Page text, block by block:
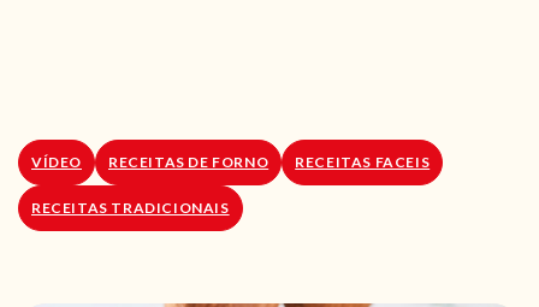
VÍDEO RECEITAS DE FORNO RECEITAS FACEIS
RECEITAS TRADICIONAIS